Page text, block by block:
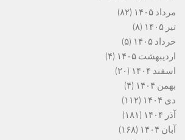
مرداد ۱۴۰۵
(۸۲)
تیر ۱۴۰۵
(۸)
خرداد ۱۴۰۵
(۵)
اردیبهشت ۱۴۰۵
(۴)
اسفند ۱۴۰۴
(۲۰)
بهمن ۱۴۰۴
(۴)
دی ۱۴۰۴
(۱۱۲)
آذر ۱۴۰۴
(۱۸۱)
آبان ۱۴۰۴
(۱۶۸)